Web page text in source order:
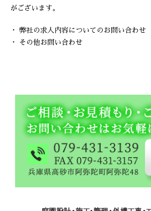
がございます。
・ 弊社の求人内容についてのお問い合わせ
・ その他お問い合わせ